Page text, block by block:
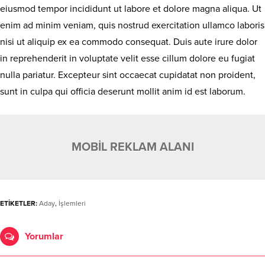
eiusmod tempor incididunt ut labore et dolore magna aliqua. Ut
enim ad minim veniam, quis nostrud exercitation ullamco laboris
nisi ut aliquip ex ea commodo consequat. Duis aute irure dolor
in reprehenderit in voluptate velit esse cillum dolore eu fugiat
nulla pariatur. Excepteur sint occaecat cupidatat non proident,
sunt in culpa qui officia deserunt mollit anim id est laborum.
MOBİL REKLAM ALANI
ETİKETLER: Aday, İşlemleri
Yorumlar